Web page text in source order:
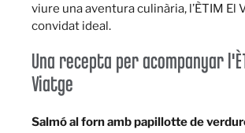
viure una aventura culinària, l’ÈTIM El
convidat ideal.
Una recepta per acompanyar
Viatge
Salmó al forn amb papillotte de